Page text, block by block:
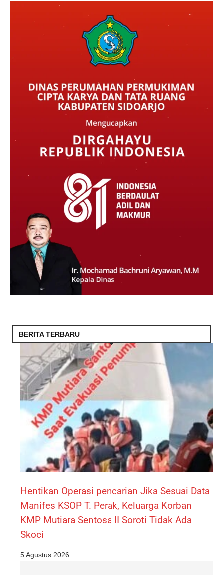
BERITA TERBARU
Hentikan Operasi pencarian Jika Sesuai Data
Manifes KSOP T. Perak, Keluarga Korban
KMP Mutiara Sentosa II Soroti Tidak Ada
Skoci
5 Agustus 2026